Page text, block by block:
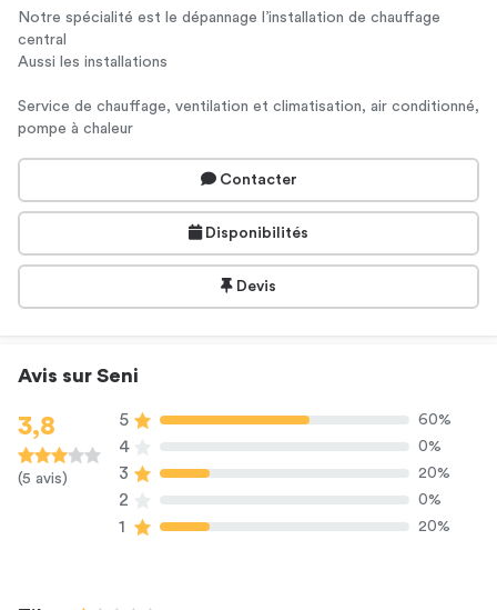
Notre spécialité est le dépannage l’installation de chauffage
central
Aussi les installations
Service de chauffage, ventilation et climatisation, air conditionné,
pompe à chaleur
Contacter
Disponibilités
Devis
Avis sur Seni
3,8
(5 avis)
5 60%
4 0%
3 20%
2 0%
1 20%